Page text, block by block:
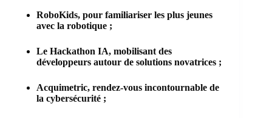
RoboKids, pour familiariser les plus jeunes
avec la robotique ;
Le Hackathon IA, mobilisant des
développeurs autour de solutions novatrices ;
Acquimetric, rendez-vous incontournable de
la cybersécurité ;